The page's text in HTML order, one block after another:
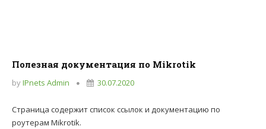
Полезная документация по Mikrotik
byIPnets Admin 30.07.2020
Страница содержит список ссылок и документацию по
роутерам Mikrotik.